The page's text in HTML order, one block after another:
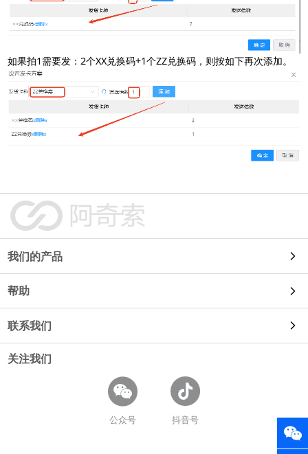
如果拍1需要发：2个XX兑换码+1个ZZ兑换码，则按如下再次添加。
我们的产品
自动发货
帮助
使用教程
联系我们
使用咨询
关注我们
公众号 抖音号